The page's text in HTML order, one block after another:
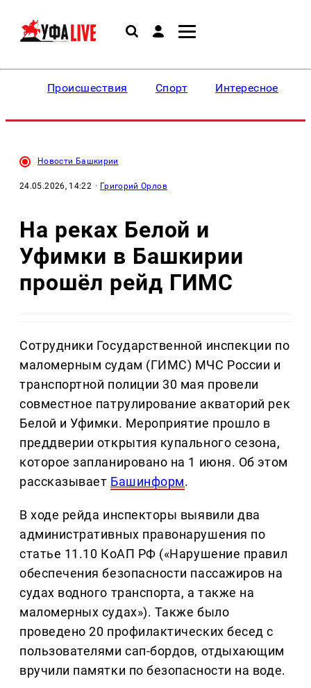
Происшествия Спорт Интересное
Новости Башкирии
24.05.2026, 14:22 · Григорий Орлов
На реках Белой и
Уфимки в Башкирии
прошёл рейд ГИМС
Сотрудники Государственной инспекции по
маломерным судам (ГИМС) МЧС России и
транспортной полиции 30 мая провели
совместное патрулирование акваторий рек
Белой и Уфимки. Мероприятие прошло в
преддверии открытия купального сезона,
которое запланировано на 1 июня. Об этом
рассказывает Башинформ.
В ходе рейда инспекторы выявили два
административных правонарушения по
статье 11.10 КоАП РФ («Нарушение правил
обеспечения безопасности пассажиров на
судах водного транспорта, а также на
маломерных судах»). Также было
проведено 20 профилактических бесед с
пользователями сап-бордов, отдыхающим
вручили памятки по безопасности на воде.